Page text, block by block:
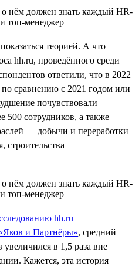
теорией. А что
hh.ru, проведённого среди
ответили, что в 2022
сравнению с 2021 годом или
почувствовали
500 сотрудников, а также
— добычи и переработки
строительства
hh.ru
и Партнёры», средний
в 1,5 раза вне
Кажется, эта история